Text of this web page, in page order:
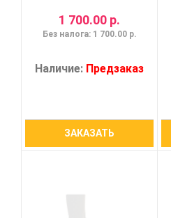
1 700.00 р.
Без налога: 1 700.00 р.
Наличие: Предзаказ
ЗАКАЗАТЬ